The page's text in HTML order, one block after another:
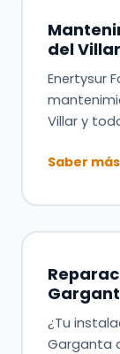
del Villar
Enertysur
Villar y
Saber más
¿Tu
Garganta